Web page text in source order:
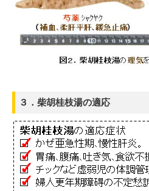
３．柴胡桂枝湯の適応